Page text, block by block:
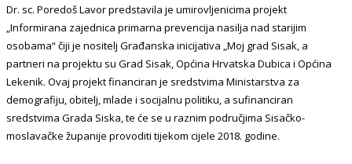
Dr. sc. Poredoš Lavor predstavila je umirovljenicima projekt
„Informirana zajednica primarna prevencija nasilja nad starijim
osobama“ čiji je nositelj Građanska inicijativa „Moj grad Sisak, a
partneri na projektu su Grad Sisak, Općina Hrvatska Dubica i Općina
Lekenik. Ovaj projekt financiran je sredstvima Ministarstva za
demografiju, obitelj, mlade i socijalnu politiku, a sufinanciran
sredstvima Grada Siska, te će se u raznim područjima Sisačko-
moslavačke županije provoditi tijekom cijele 2018. godine.